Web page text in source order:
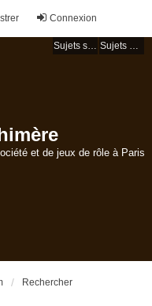
Connexion
Sujets sans réponse Sujets actifs
et de jeux de rôle à Paris
Rechercher